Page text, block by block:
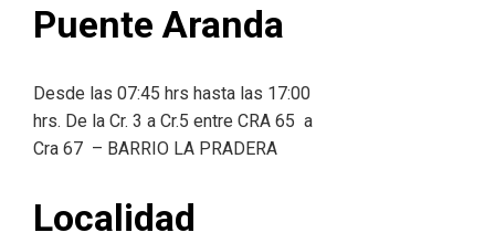
Puente Aranda
Desde las 07:45 hrs hasta las 17:00
hrs. De la Cr. 3 a Cr.5 entre CRA 65 a
Cra 67 – BARRIO LA PRADERA
Localidad